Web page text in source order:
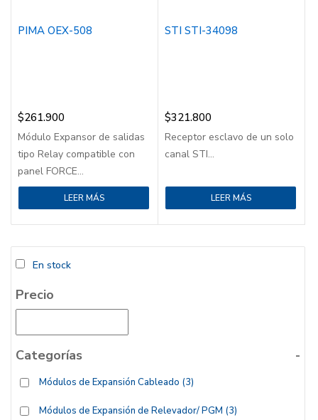
PIMA OEX-508
$261.900
Módulo Expansor de salidas
tipo Relay compatible con
panel FORCE...
LEER MÁS
STI STI-34098
$321.800
Receptor esclavo de un solo
canal STI...
LEER MÁS
En stock
Precio
Categorías -
Módulos de Expansión Cableado (3)
Módulos de Expansión de Relevador/ PGM (3)